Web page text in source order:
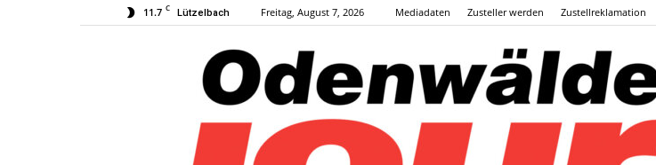
11.7 C Lützelbach Freitag, August 7, 2026 Mediadaten Zusteller werden Zustellreklamation